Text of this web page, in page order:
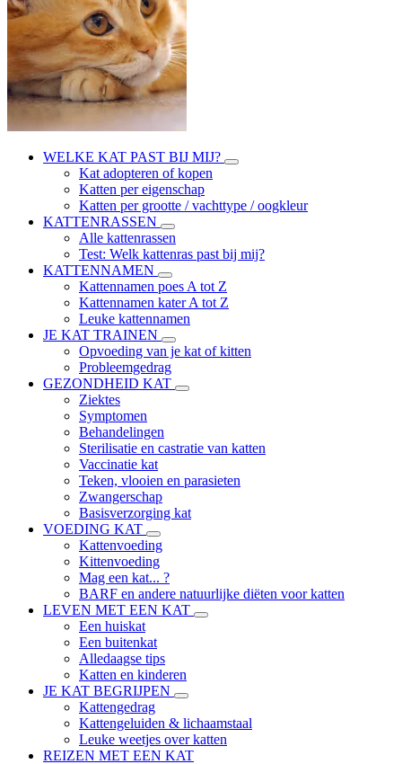
WELKE KAT PAST BIJ MIJ?
Kat adopteren of kopen
Katten per eigenschap
Katten per grootte / vachttype / oogkleur
KATTENRASSEN
Alle kattenrassen
Test: Welk kattenras past bij mij?
KATTENNAMEN
Kattennamen poes A tot Z
Kattennamen kater A tot Z
Leuke kattennamen
JE KAT TRAINEN
Opvoeding van je kat of kitten
Probleemgedrag
GEZONDHEID KAT
Ziektes
Symptomen
Behandelingen
Sterilisatie en castratie van katten
Vaccinatie kat
Teken, vlooien en parasieten
Zwangerschap
Basisverzorging kat
VOEDING KAT
Kattenvoeding
Kittenvoeding
Mag een kat... ?
BARF en andere natuurlijke diëten voor katten
LEVEN MET EEN KAT
Een huiskat
Een buitenkat
Alledaagse tips
Katten en kinderen
JE KAT BEGRIJPEN
Kattengedrag
Kattengeluiden & lichaamstaal
Leuke weetjes over katten
REIZEN MET EEN KAT